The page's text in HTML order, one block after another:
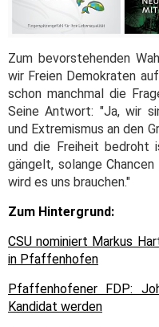
Zum bevorstehenden
wir Freien Demokraten
schon manchmal die
Seine Antwort: "Ja, wir
und Extremismus an den
und die Freiheit bedroht
gängelt, solange
wird es uns brauchen."
Zum Hintergrund:
CSU nominiert Markus
in Pfaffenhofen
Pfaffenhofener FDP:
Kandidat werden